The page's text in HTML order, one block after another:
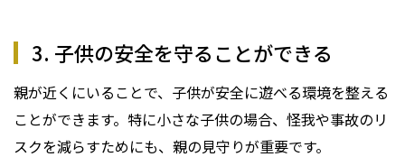
3. 子供の安全を守ることができる
親が近くにいることで、子供が安全に遊べる環境を整える
ことができます。特に小さな子供の場合、怪我や事故のリ
スクを減らすためにも、親の見守りが重要です。